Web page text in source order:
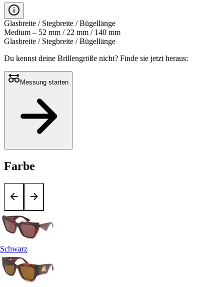
Glasbreite / Stegbreite / Bügellänge
Medium – 52 mm / 22 mm / 140 mm
Glasbreite / Stegbreite / Bügellänge
Du kennst deine Brillengröße nicht? Finde sie jetzt heraus:
Messung starten
Farbe
Schwarz